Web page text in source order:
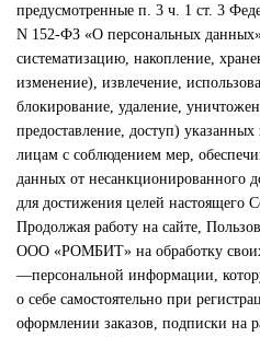
предусмотренные п. 3 ч. 1 ст. 3
N 152-ФЗ «О персональных
систематизацию, накопление,
изменение), извлечение,
блокирование, удаление,
предоставление, доступ)
лицам с соблюдением мер,
данных от несанкционированного
для достижения целей настоящего
Продолжая работу на сайте,
ООО «РОМБИТ» на обработку
—персональной информации,
о себе самостоятельно при
оформлении заказов, подписки на